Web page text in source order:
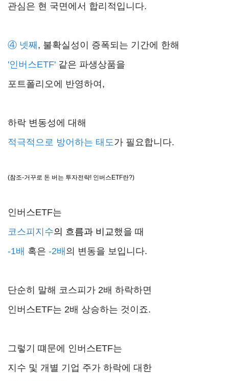
관심은 현 국면에서 합리적입니다.
④ 넷째, 불확실성이 증폭되는 기간에 한해
'인버스ETF' 같은 파생상품을
포트폴리오에 반영하여,
하락 변동성에 대해
적극적으로 방어하는 태도 가 필요합니다.
(참조-거꾸로 돈 버는 투자전략! 인버스ETF란?)
인버스ETF는
코스피지수의 흐름과 비교 했을 때
-1배 혹은 -2배의 변동을 보입니다.
단순히 말해 코스피가 2배 하락하면
인버스ETF는 2배 상승하는 것이죠.
그렇기 떄문에 인버스ETF는
지수 및 개별 기업 주가 하락에 대한